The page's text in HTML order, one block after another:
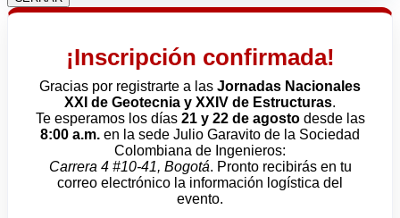
¡Inscripción confirmada!
Gracias por registrarte a las Jornadas Nacionales
XXI de Geotecnia y XXIV de Estructuras.
Te esperamos los días 21 y 22 de agostodesde las
8:00 a.m. en la sede Julio Garavito de la Sociedad
Colombiana de Ingenieros:
Carrera 4 #10-41, Bogotá. Pronto recibirás en tu
correo electrónico la información logística del
evento.